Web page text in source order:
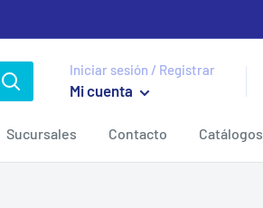
Iniciar sesión / Registrar
Mi cuenta
Sucursales Contacto Catálogos